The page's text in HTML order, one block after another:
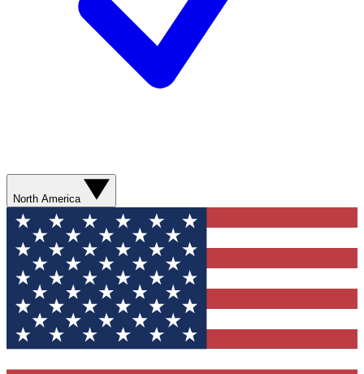
North America